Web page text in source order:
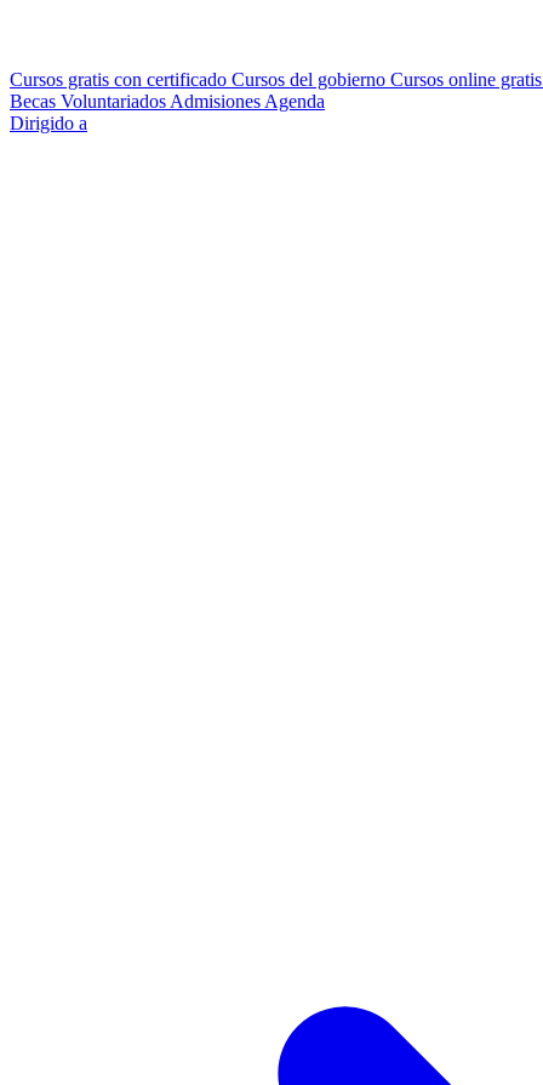
Cursos gratis con certificado Cursos del gobierno Cursos online gratis
Becas Voluntariados Admisiones Agenda
Dirigido a